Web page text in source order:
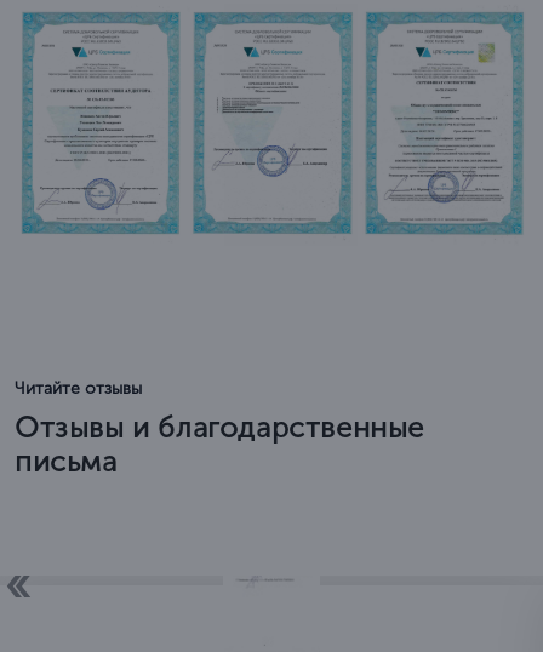
Читайте отзывы
Отзывы и благодарственные
письма